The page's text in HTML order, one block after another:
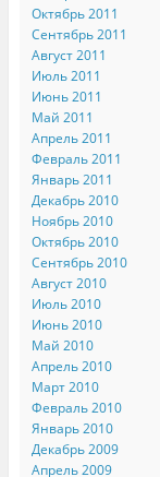
Октябрь 2011
Сентябрь 2011
Август 2011
Июль 2011
Июнь 2011
Май 2011
Апрель 2011
Февраль 2011
Январь 2011
Декабрь 2010
Ноябрь 2010
Октябрь 2010
Сентябрь 2010
Август 2010
Июль 2010
Июнь 2010
Май 2010
Апрель 2010
Март 2010
Февраль 2010
Январь 2010
Декабрь 2009
Апрель 2009